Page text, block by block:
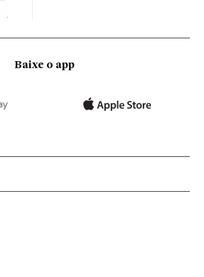
Baixe o app